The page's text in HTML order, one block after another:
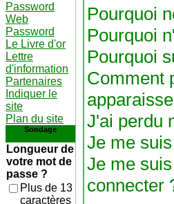
Password
Web
Password
Le Livre d'or
Lettre
d'information
Partenaires
Indiquer le
site
Plan du site
Sondage
Longueur de
votre mot de
passe ?
Plus de 13
caractères
Pourquoi
Pourquoi
Pourquoi
Comment
J'ai perdu
Je me
Je me
connecter